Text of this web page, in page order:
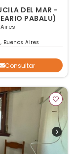
PABALU)
Buenos Aires
Consultar